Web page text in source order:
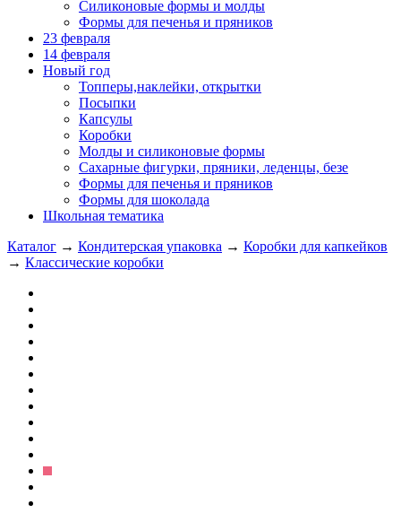
Силиконовые формы и молды
Формы для печенья и пряников
23 февраля
14 февраля
Новый год
Топперы,наклейки, открытки
Посыпки
Капсулы
Коробки
Молды и силиконовые формы
Сахарные фигурки, пряники, леденцы, безе
Формы для печенья и пряников
Формы для шоколада
Школьная тематика
Каталог → Кондитерская упаковка → Коробки для капкейков
→ Классические коробки